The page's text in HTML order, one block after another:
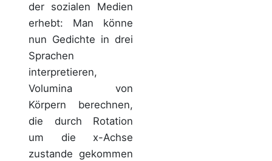
der sozialen Medien
erhebt: Man könne
nun Gedichte in drei
Sprachen
interpretieren,
Volumina von
Körpern berechnen,
die durch Rotation
um die x-Achse
zustande gekommen